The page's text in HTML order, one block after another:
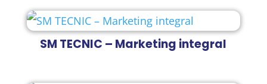
SM TECNIC – Marketing integral